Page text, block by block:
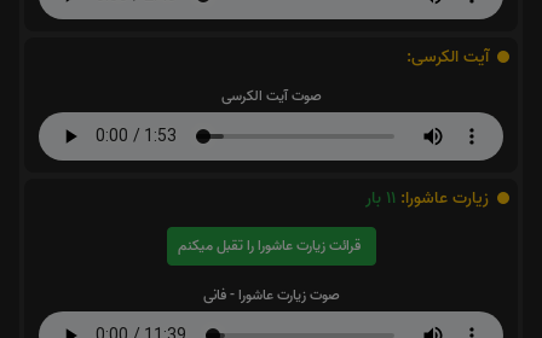
آیت الکرسی:
صوت آیت الکرسی
زیارت عاشورا: 11 بار
قرائت زیارت عاشورا را تقبل میکنم
صوت زیارت عاشورا - فانی